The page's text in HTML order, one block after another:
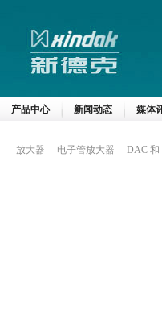
产品中心 新闻动态 媒体
放大器 电子管放大器 DAC 和